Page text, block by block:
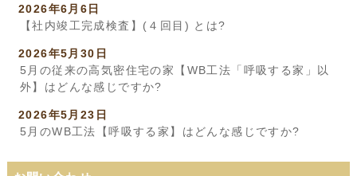
2026年6月6日
【社内竣工完成検査】(４回目) とは?
2026年5月30日
5月の従来の高気密住宅の家【WB工法「呼吸する家」以
外】はどんな感じですか?
2026年5月23日
5月のWB工法【呼吸する家】はどんな感じですか?